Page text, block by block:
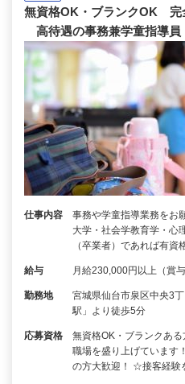
無資格OK・ブランクOK 完
高待遇の事務兼学童指導員
仕事内容
事務や学童指導業務をお
大学・社会学教育学・心
（卒業者）であれば有
給与 月給230,000円以上（賞
勤務地
宮城県仙台市泉区中央3
駅」より徒歩5分
応募資格
無資格OK・ブランクあ
職場を盛り上げています
の方大歓迎！ ☆接客経験